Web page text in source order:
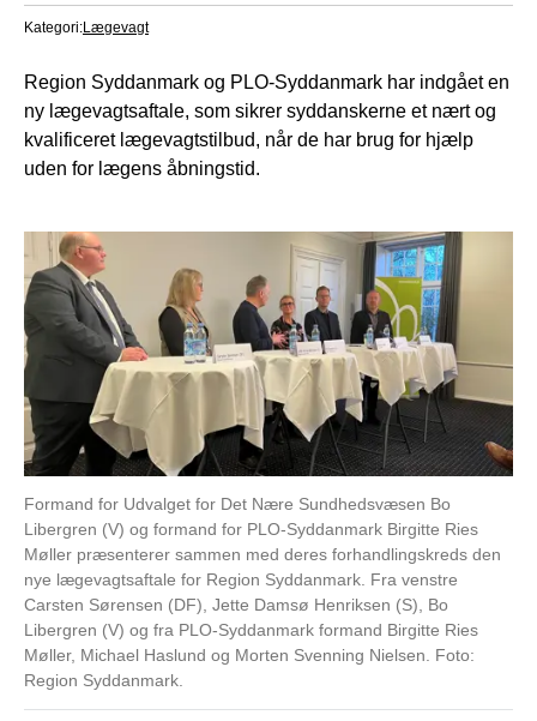
Kategori:Lægevagt
Region Syddanmark og PLO-Syddanmark har indgået en
ny lægevagtsaftale, som sikrer syddanskerne et nært og
kvalificeret lægevagtstilbud, når de har brug for hjælp
uden for lægens åbningstid.
Formand for Udvalget for Det Nære Sundhedsvæsen Bo
Libergren (V) og formand for PLO-Syddanmark Birgitte Ries
Møller præsenterer sammen med deres forhandlingskreds den
nye lægevagtsaftale for Region Syddanmark. Fra venstre
Carsten Sørensen (DF), Jette Damsø Henriksen (S), Bo
Libergren (V) og fra PLO-Syddanmark formand Birgitte Ries
Møller, Michael Haslund og Morten Svenning Nielsen. Foto:
Region Syddanmark.